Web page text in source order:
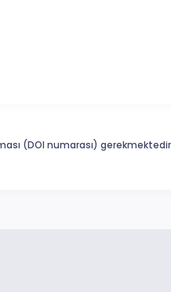
(DOI numarası)